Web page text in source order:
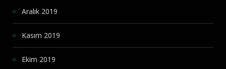
Aralık 2019
Kasım 2019
Ekim 2019